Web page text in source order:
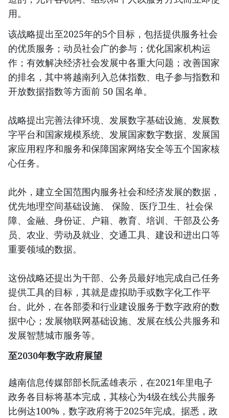
用。
该战略提出至2025年的5个目标，包括提供服务社会
的优质服务；动员社会广的参与；优化国家机构运
作；有效解决经济社会发展中各重大问题；改善国家
的排名，其中将越南列入总体指数、电子参与指数和
开放数据指数等方面前 50 国名单。
战略提出完善法律环境、发展数字基础设施、发展数
字平台和国家规模系统、发展国家数字数据、发展国
家应用程序和服务和保障国家网络安全等五个国家核
心任务。
此外，建立全国范围内服务社会和经济发展的数据，
优先地理空间基础设施、 保险、医疗卫生、社会保
障、金融、身份证、户籍、教育、培训、干部及公务
员、农业、劳动及就业、交通工具、建设和进出口等
重要领域的数据。
这份战略还提出为干部、公务员最好地完成自己任务
提供工具的目标，其就是虚拟助手或数字化工作平
台。此外，在各部委和行业建设服务于数字政府的数
据中心；发展物联网基础设施、发展在线公共服务和
发展智慧城市服务等。
至2030年数字政府展望
越南信息传媒部部长阮孟雄表示，在2021年里电子
政务各目标将基本完成，其核心为4级在线公共服务
比例达100%，数字政府将于2025年完成。据悉，政